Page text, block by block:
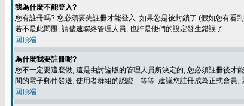
我為什麼不能登入?
您有註冊嗎? 您必須要先註冊才能登入. 如果您是被封鎖了 (假如您有看
若不是此問題, 請儘速聯絡管理人員, 也許是他們的設定發生錯誤了.
回頂端
為什麼我要註冊呢?
您不一定要這麼做, 這是由討論版的管理人員所決定的, 您必須註冊後才
間的電子郵件發送, 使用者群組的認證 ...等等. 建議您註冊成為正式會員,
回頂端